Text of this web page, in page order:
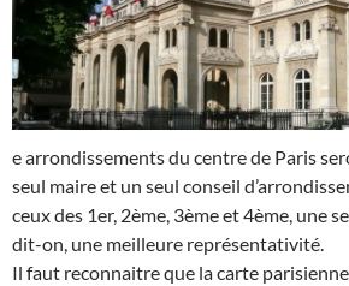
e arrondissements du centre de Paris
seul maire et un seul conseil
ceux des 1er, 2ème, 3ème et 4ème, une
dit-on, une meilleure représentativité.
Il faut reconnaitre que la carte parisienne